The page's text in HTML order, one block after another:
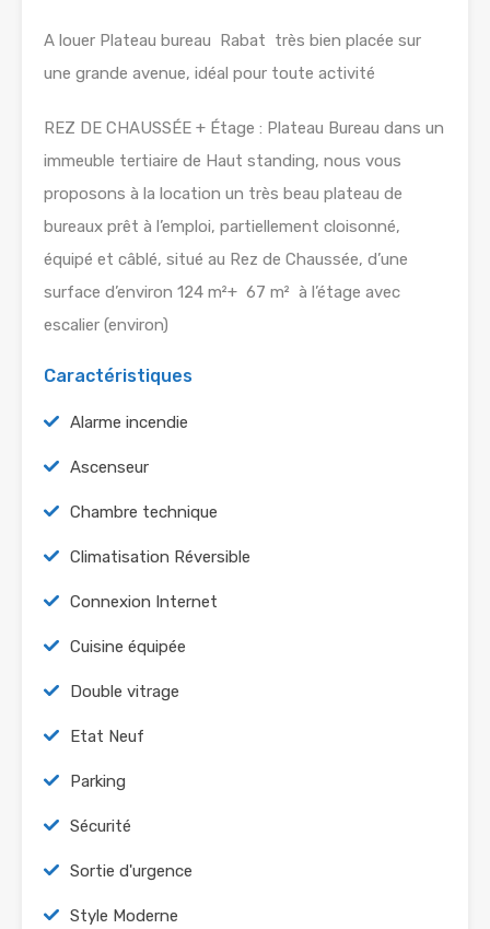
A louer Plateau bureau Rabat très bien placée sur
une grande avenue, idéal pour toute activité
REZ DE CHAUSSÉE + Étage : Plateau Bureau dans un
immeuble tertiaire de Haut standing, nous vous
proposons à la location un très beau plateau de
bureaux prêt à l’emploi, partiellement cloisonné,
équipé et câblé, situé au Rez de Chaussée, d’une
surface d’environ 124 m²+ 67 m² à l’étage avec
escalier (environ)
Caractéristiques
Alarme incendie
Ascenseur
Chambre technique
Climatisation Réversible
Connexion Internet
Cuisine équipée
Double vitrage
Etat Neuf
Parking
Sécurité
Sortie d'urgence
Style Moderne